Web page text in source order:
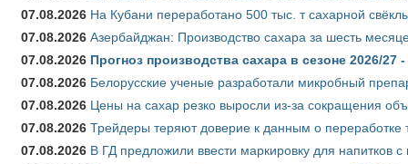
07.08.2026 На Кубани переработано 500 тыс. т сахарной
07.08.2026 Азербайджан: Производство сахара за шесть
07.08.2026 Прогноз производства сахара в сезоне 2026/
07.08.2026 Белорусские ученые разработали микробный
07.08.2026 Цены на сахар резко выросли из-за сокращения
07.08.2026 Трейдеры теряют доверие к данным о переработке
07.08.2026 В ГД предложили ввести маркировку для напитков